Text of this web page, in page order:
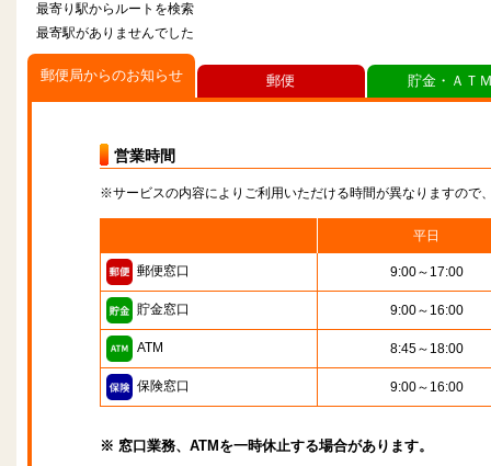
最寄り駅からルートを検索
最寄駅がありませんでした
郵便局からのお知らせ
営業時間
※サービスの内容によりご利用いただける時間が異なりますので
平日
郵便窓口 9:00～17:00
貯金窓口 9:00～16:00
ATM 8:45～18:00
保険窓口 9:00～16:00
※ 窓口業務、ATMを一時休止する場合があります。
郵便 貯金・ＡＴ